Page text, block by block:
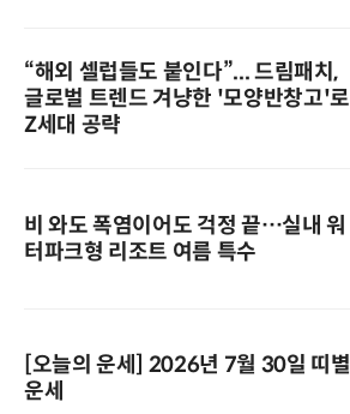
“해외 셀럽들도 붙인다”... 드림패치,
글로벌 트렌드 겨냥한 '모양반창고'로
Z세대 공략
비 와도 폭염이어도 걱정 끝…실내 워
터파크형 리조트 여름 특수
[오늘의 운세] 2026년 7월 30일 띠별
운세